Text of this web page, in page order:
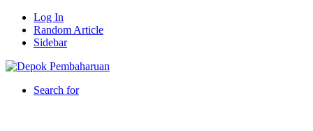
Log In
Random Article
Sidebar
Search for